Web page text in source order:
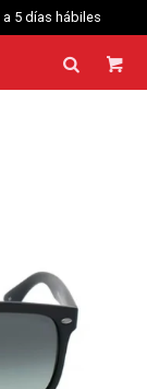
Compras web